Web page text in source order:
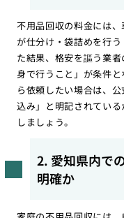
不用品回収の料金には
が仕分け・袋詰めを行
た結果、格安を謳う業
身で行うこと」が条件
ら依頼したい場合は、
込み」と明記されてい
しましょう。
2. 愛知県内で
明確か